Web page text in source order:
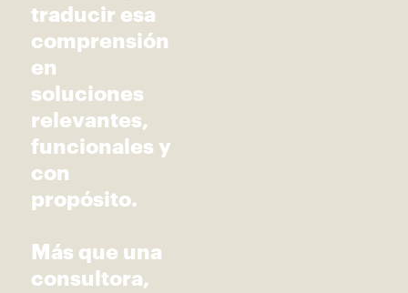
traducir esa
comprensión
en
soluciones
relevantes,
funcionales y
con
propósito.
Más que una
consultora,